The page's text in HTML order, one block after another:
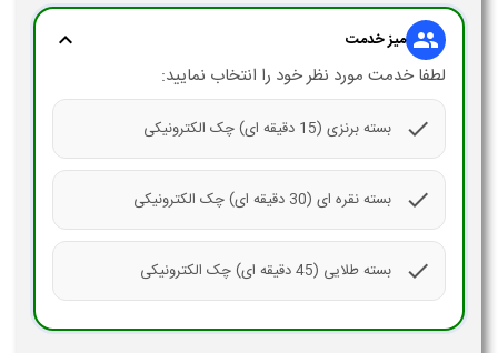
group میز خدمت expand_more
لطفا خدمت مورد نظر خود را انتخاب نمایید:
check بسته برنزی (15 دقیقه ای) چک الکترونیکی
check بسته نقره ای (30 دقیقه ای) چک الکترونیکی
check بسته طلایی (45 دقیقه ای) چک الکترونیکی